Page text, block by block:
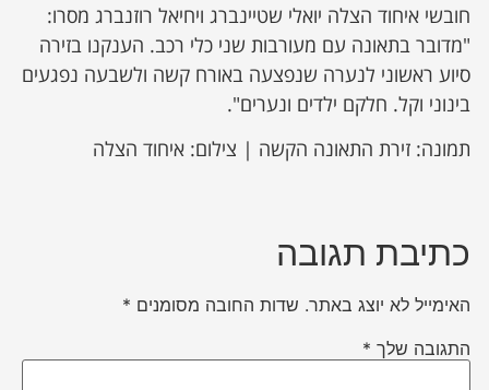
חובשי איחוד הצלה יואלי שטיינברג ויחיאל רוזנברג מסרו:
"מדובר בתאונה עם מעורבות שני כלי רכב. הענקנו בזירה
סיוע ראשוני לנערה שנפצעה באורח קשה ולשבעה נפגעים
בינוני וקל. חלקם ילדים ונערים".
תמונה: זירת התאונה הקשה | צילום: איחוד הצלה
כתיבת תגובה
האימייל לא יוצג באתר. שדות החובה מסומנים *
התגובה שלך *